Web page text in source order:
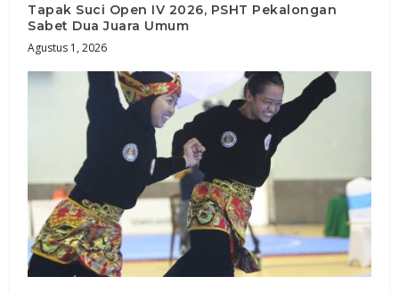
Tapak Suci Open IV 2026, PSHT Pekalongan
Sabet Dua Juara Umum
Agustus 1, 2026